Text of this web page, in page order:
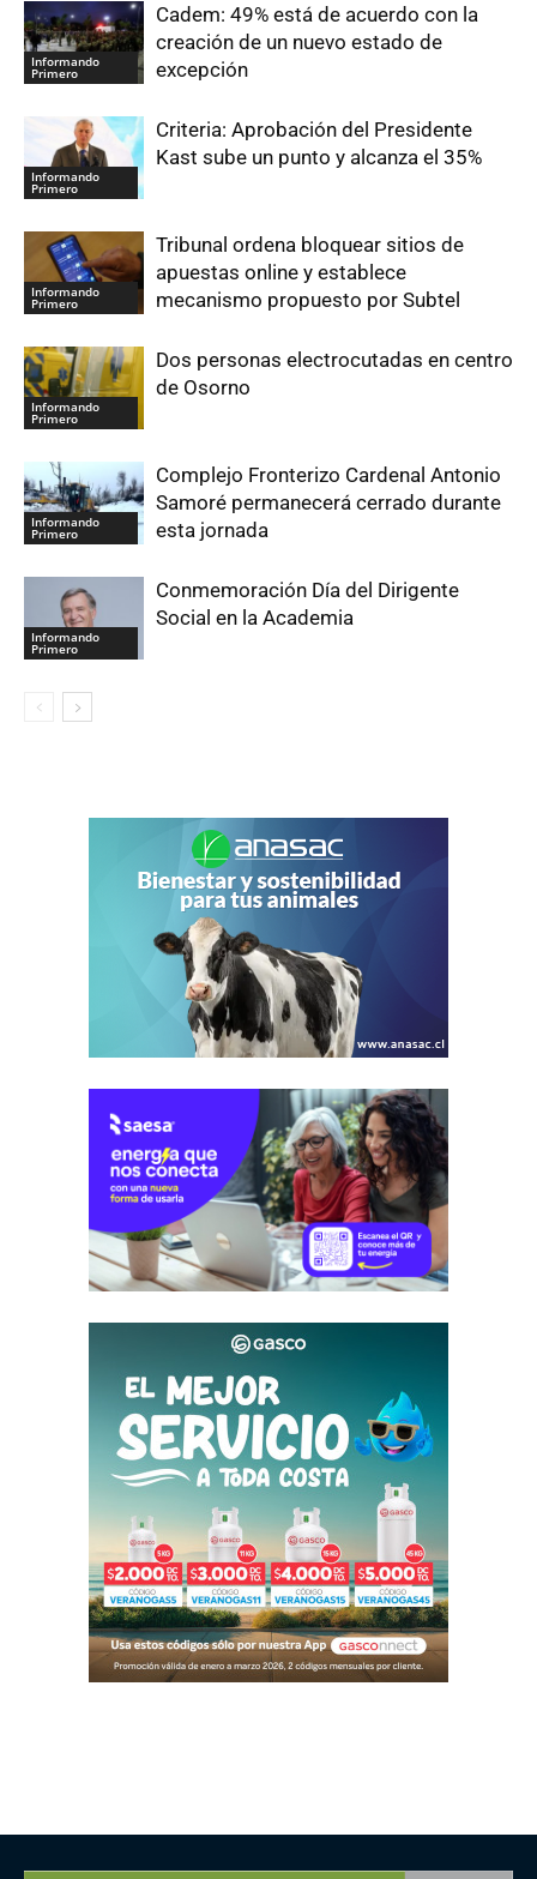
Informando
Primero
Cadem: 49% está de acuerdo con la
creación de un nuevo estado de
excepción
Informando
Primero
Criteria: Aprobación del Presidente
Kast sube un punto y alcanza el 35%
Informando
Primero
Tribunal ordena bloquear sitios de
apuestas online y establece
mecanismo propuesto por Subtel
Informando
Primero
Dos personas electrocutadas en centro
de Osorno
Informando
Primero
Complejo Fronterizo Cardenal Antonio
Samoré permanecerá cerrado durante
esta jornada
Informando
Primero
Conmemoración Día del Dirigente
Social en la Academia